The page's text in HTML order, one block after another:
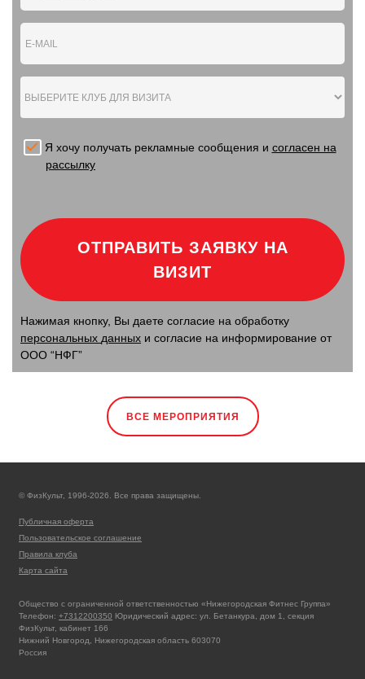
Я хочу получать рекламные сообщения и согласен на
рассылку
ОТПРАВИТЬ ЗАЯВКУ НА
ВИЗИТ
Нажимая кнопку, Вы даете согласие на обработку
персональных данных и согласие на информирование от
ООО “НФГ”
ВСЕ МЕРОПРИЯТИЯ
© ФизКульт, 1996-2026. Все права защищены.
Публичная оферта
Пользовательское соглашение
Правила клуба
Карта сайта
Общество с ограниченной ответственностью «Нижегородская Фитнес Группа»
Телефон: +7312200350 Юридический адрес: ул. Бетанкура, дом 1, секция
ФизКульт, кабинет 166
Нижний Новгород, Нижегородская область 603070
Россия